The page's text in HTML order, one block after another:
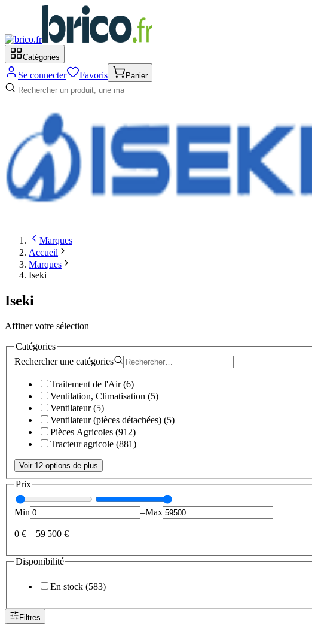
Catégories
Se connecter Favoris Panier
Marques
Accueil
Marques
Iseki
Iseki
Affiner votre sélection
Catégories
Rechercher une catégories
Traitement de l'Air(6)
Ventilation, Climatisation (5)
Ventilateur(5)
Ventilateur (pièces détachées) (5)
Pièces Agricoles (912)
Tracteur agricole (881)
Voir 12 options de plus
Prix
Min –Max
0 € – 59 500 €
Disponibilité
En stock (583)
Filtres